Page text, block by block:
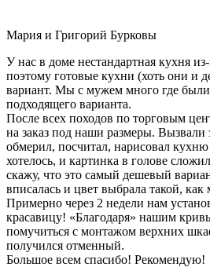
Мария и Григорий Бурковы
У нас в доме нестандартная кухня
поэтому готовые кухни (хоть они и
вариант. Мы с мужем много где
подходящего варианта.
После всех походов по торговым
на заказ под наши размеры. Вызвали
обмерил, посчитал, нарисовал
хотелось, и картинка в голове
скажу, что это самый дешевый
вписалась и цвет выбрала такой, как
Примерно через 2 недели нам
красавицу! «Благодаря» нашим
помучиться с монтажом верхних
получился отменный.
Большое всем спасибо! Рекомендую!